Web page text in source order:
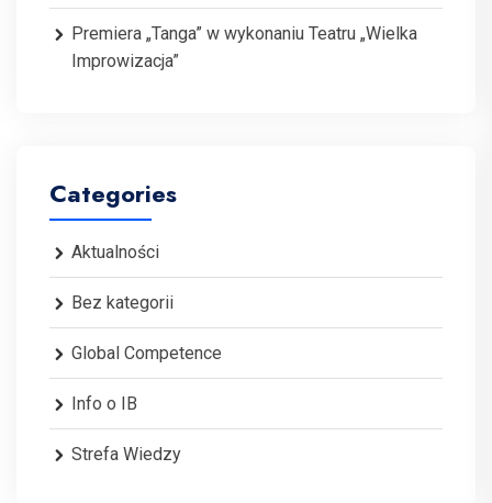
Premiera „Tanga” w wykonaniu Teatru „Wielka
Improwizacja”
Categories
Aktualności
Bez kategorii
Global Competence
Info o IB
Strefa Wiedzy